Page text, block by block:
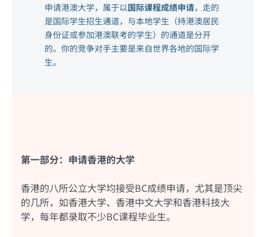
申请港澳大学，属于以国际课程成绩申请，走的
是国际学生招生通道，与本地学生（持港澳居民
身份证或参加港澳联考的学生）的通道是分开
的。你的竞争对手主要是来自世界各地的国际学
生。
第一部分：申请香港的大学
香港的八所公立大学均接受BC成绩申请，尤其是顶尖
的几所，如香港大学、香港中文大学和香港科技大
学，每年都录取不少BC课程毕业生。